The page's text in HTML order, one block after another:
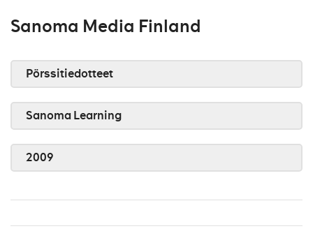
Sanoma Media Finland
Pörssitiedotteet
Sanoma Learning
2009